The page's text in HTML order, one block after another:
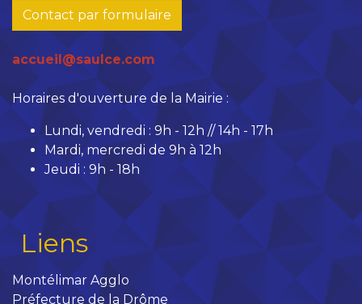
Contact par formulaire
accueil@saulce.com
Horaires d'ouverture de la Mairie :
Lundi, vendredi : 9h - 12h // 14h - 17h
Mardi, mercredi de 9h à 12h
Jeudi : 9h - 18h
Liens
Montélimar Agglo
Préfecture de la Drôme